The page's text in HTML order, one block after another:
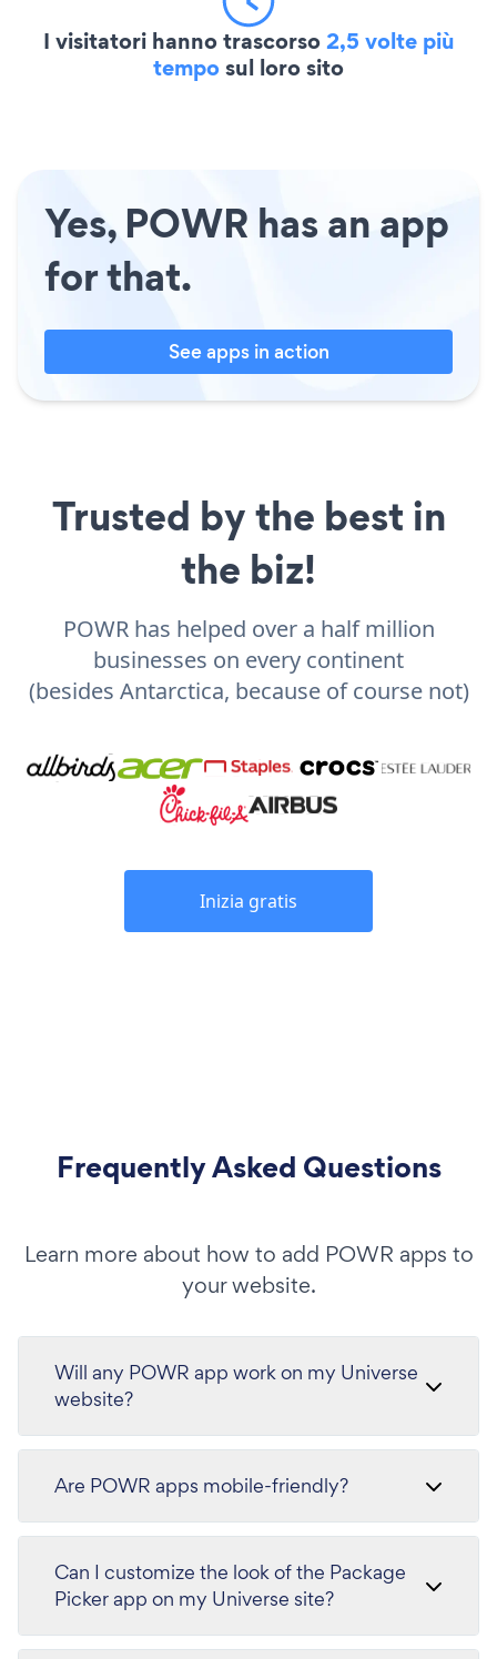
I visitatori hanno trascorso2,5 volte più
temposul loro sito
Yes, POWR has an app
for that.
See apps in action
Trusted by the best in
the biz!
POWR has helped over a half million
businesses on every continent
(besides Antarctica, because of course not)
Inizia gratis
Frequently Asked Questions
Learn more about how to add POWR apps to
your website.
Will any POWR app work on my Universe
website?
Are POWR apps mobile-friendly?
Can I customize the look of the Package
Picker app on my Universe site?